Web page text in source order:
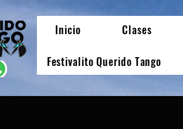
Inicio Clases
Festivalito Querido Tango